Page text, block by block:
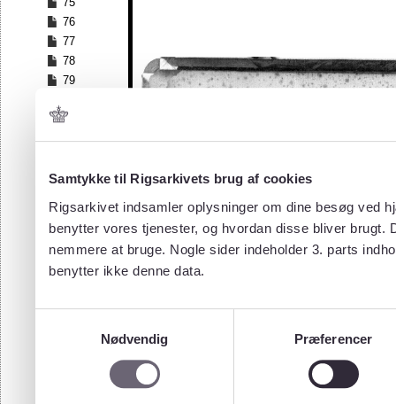
Samtykke til Rigsarkivets brug af cookies
Rigsarkivet indsamler oplysninger om dine besøg ved
benytter vores tjenester, og hvordan disse bliver
nemmere at bruge. Nogle sider indeholder 3. parts
benytter ikke denne data.
Nødvendig
Præferencer
76
77
78
79
81
82
84
86
87
88
89